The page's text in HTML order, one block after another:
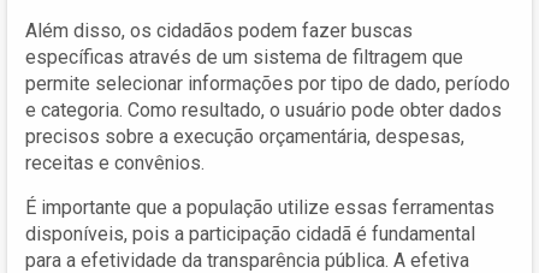
Além disso, os cidadãos podem fazer buscas
específicas através de um sistema de filtragem que
permite selecionar informações por tipo de dado, período
e categoria. Como resultado, o usuário pode obter dados
precisos sobre a execução orçamentária, despesas,
receitas e convênios.
É importante que a população utilize essas ferramentas
disponíveis, pois a participação cidadã é fundamental
para a efetividade da transparência pública. A efetiva